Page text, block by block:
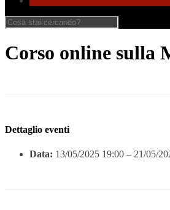
Corso online sulla
Dettaglio eventi
Data: 13/05/2025 19:00 – 21/05/